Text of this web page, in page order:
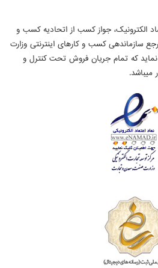
الکترونیک، جواز کسب از اتحادیه کسب و
سازماندهی کسب و کارهای اینترنتی وزارت
که تمام جریان فروش تحت کنترل و
میباشد.